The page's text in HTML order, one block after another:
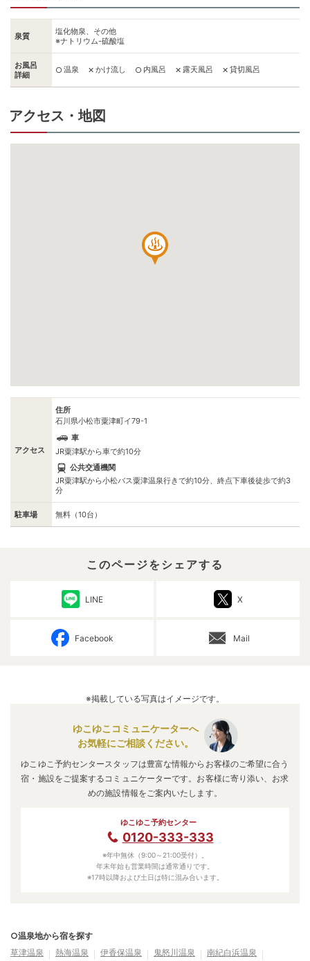
泉質
塩化物泉、その他
※ナトリウム-硫酸塩
お風呂
詳細
○ 温泉 ✕ かけ流し ○ 内風呂 ✕ 露天風呂 ✕ 貸切風呂
アクセス・地図
アクセス
住所
石川県小松市粟津町イ79-1
車
JR粟津駅から車で約10分
公共交通機関
JR粟津駅から小松バス粟津温泉行きで約10分、終点下車後徒歩で約3
分
駐車場 無料（10台）
このページをシェアする
LINE X
Facebook Mail
※掲載している写真はイメージです。
ゆこゆこコミュニケーターへ
お気軽にご相談ください。
ゆこゆこ予約センタースタッフは豊富な情報からお客様のご希望に合う
宿・施設をご提案するコミュニケーターです。お客様に寄り添い、お求
めの施設情報をご案内いたします。
ゆこゆこ予約センター
0120-333-333
※年中無休（9:00～21:00受付）。
年末年始も営業時間は通常通りです。
※17時以降および土日は特に混み合います。
○温泉地から宿を探す
草津温泉
熱海温泉 伊香保温泉 鬼怒川温泉 南紀白浜温泉